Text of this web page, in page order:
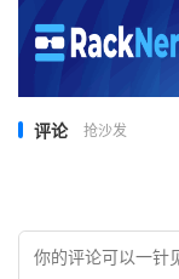
评论 抢沙发